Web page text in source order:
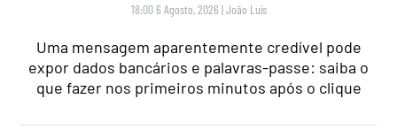
18:00 6 Agosto, 2026 |João Luís
Uma mensagem aparentemente credível pode
expor dados bancários e palavras-passe: saiba o
que fazer nos primeiros minutos após o clique